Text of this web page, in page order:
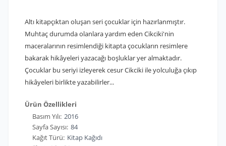
Altı kitapçıktan oluşan seri çocuklar için hazırlanmıştır.
Muhtaç durumda olanlara yardım eden Cikciki'nin
maceralarının resimlendiği kitapta çocukların resimlere
bakarak hikâyeleri yazacağı boşluklar yer almaktadır.
Çocuklar bu seriyi izleyerek cesur Cikciki ile yolculuğa çıkıp
hikâyeleri birlikte yazabilirler...
Ürün Özellikleri
Basım Yılı: 2016
Sayfa Sayısı: 84
Kağıt Türü: Kitap Kağıdı